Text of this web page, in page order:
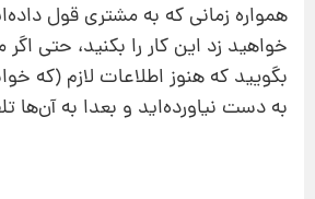
همواره زمانی که به مشتری قول
خواهید زد این کار را بکنید، حتی
بگویید که هنوز اطلاعات لازم (که
به‌ دست نیاورده‌اید و بعدا به آن‌ها